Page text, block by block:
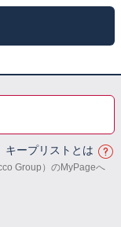
キープリストとは
Group）のMyPageへ